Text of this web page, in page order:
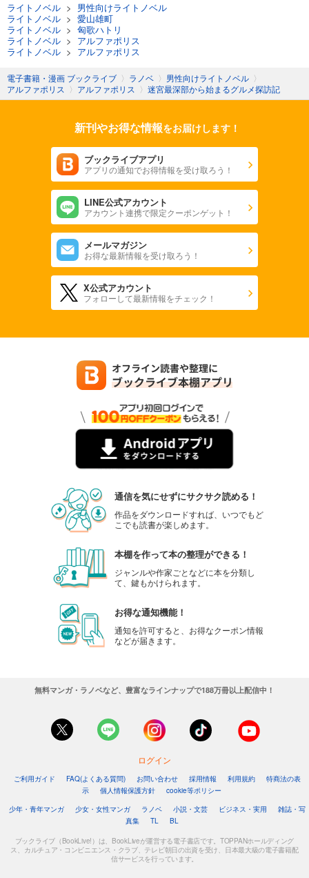
ライトノベル > 男性向けライトノベル
ライトノベル > 愛山雄町
ライトノベル > 匈歌ハトリ
ライトノベル > アルファポリス
ライトノベル > アルファポリス
電子書籍・漫画 ブックライブ 〉 ラノベ 〉 男性向けライトノベル 〉
アルファポリス 〉 アルファポリス 〉 迷宮最深部から始まるグルメ探訪記
新刊やお得な情報をお届けします！
ブックライブアプリ
アプリの通知でお得情報を受け取ろう！
LINE公式アカウント
アカウント連携で限定クーポンゲット！
メールマガジン
お得な最新情報を受け取ろう！
X公式アカウント
フォローして最新情報をチェック！
通信を気にせずにサクサク読める！
作品をダウンロードすれば、いつでもど
こでも読書が楽しめます。
本棚を作って本の整理ができる！
ジャンルや作家ごとなどに本を分類し
て、鍵もかけられます。
お得な通知機能！
通知を許可すると、お得なクーポン情報
などが届きます。
無料マンガ・ラノベなど、豊富なラインナップで188万冊以上配信中！
ログイン
ご利用ガイド FAQ(よくある質問) お問い合わせ 採用情報 利用規約
特商法の表
示
個人情報保護方針
cookie等ポリシー
少年・青年マンガ
少女・女性マンガ ラノベ 小説・文芸 ビジネス・実用
雑誌・写
真集
TL BL
ブックライブ（BookLive!）は、BookLiveが運営する電子書店です。TOPPANホールディング
ス、カルチュア・コンビニエンス・クラブ、テレビ朝日の出資を受け、日本最大級の電子書籍配
信サービスを行っています。